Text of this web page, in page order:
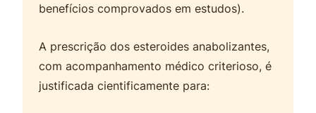
benefícios comprovados em estudos).
A prescrição dos esteroides anabolizantes,
com acompanhamento médico criterioso, é
justificada cientificamente para: